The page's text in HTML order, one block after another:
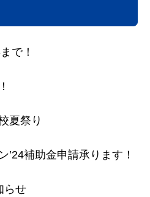
で！
夏祭り
’24補助金申請承ります！
らせ